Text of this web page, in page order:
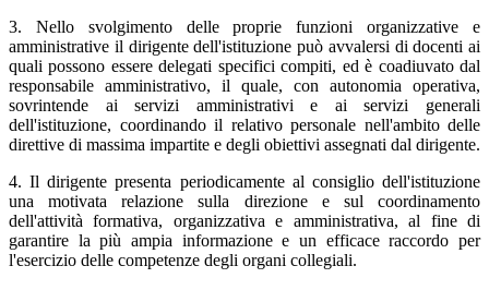
3. Nello svolgimento delle proprie funzioni organizzative e
amministrative il dirigente dell'istituzione può avvalersi di docenti ai
quali possono essere delegati specifici compiti, ed è coadiuvato dal
responsabile amministrativo, il quale, con autonomia operativa,
sovrintende ai servizi amministrativi e ai servizi generali
dell'istituzione, coordinando il relativo personale nell'ambito delle
direttive di massima impartite e degli obiettivi assegnati dal dirigente.
4. Il dirigente presenta periodicamente al consiglio dell'istituzione
una motivata relazione sulla direzione e sul coordinamento
dell'attività formativa, organizzativa e amministrativa, al fine di
garantire la più ampia informazione e un efficace raccordo per
l'esercizio delle competenze degli organi collegiali.